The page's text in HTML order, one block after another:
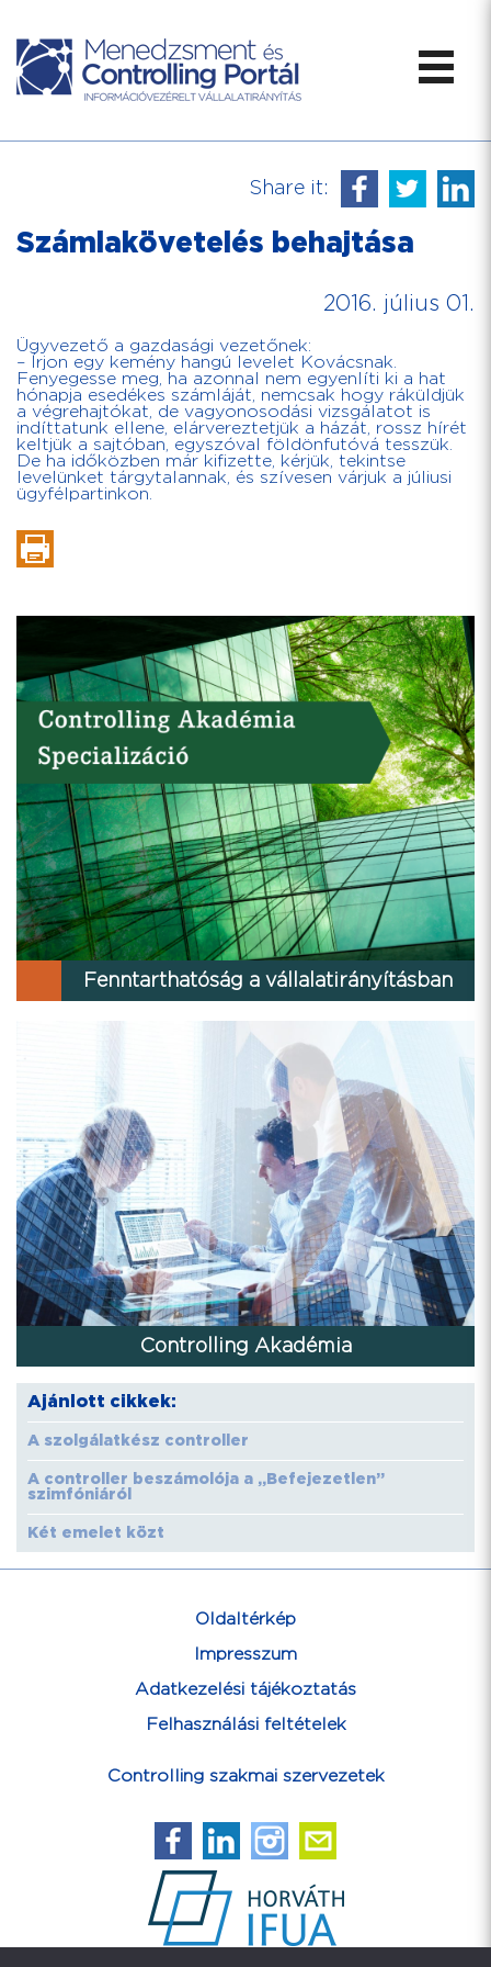
Share it:
Számlakövetelés behajtása
2016. július 01.
Ügyvezető a gazdasági vezetőnek:
– Írjon egy kemény hangú levelet Kovácsnak.
Fenyegesse meg, ha azonnal nem egyenlíti ki a hat
hónapja esedékes számláját, nemcsak hogy ráküldjük
a végrehajtókat, de vagyonosodási vizsgálatot is
indíttatunk ellene, elárvereztetjük a házát, rossz hírét
keltjük a sajtóban, egyszóval földönfutóvá tesszük.
De ha időközben már kifizette, kérjük, tekintse
levelünket tárgytalannak, és szívesen várjuk a júliusi
ügyfélpartinkon.
Fenntarthatóság a vállalatirányításban
Controlling Akadémia
Ajánlott cikkek:
A szolgálatkész controller
A controller beszámolója a „Befejezetlen”
szimfóniáról
Két emelet közt
Oldaltérkép
Impresszum
Adatkezelési tájékoztatás
Felhasználási feltételek
Controlling szakmai szervezetek